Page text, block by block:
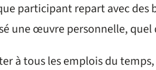
participant repart avec des
une œuvre personnelle,
à tous les emplois du